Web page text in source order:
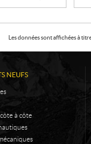
Les données sont affichées à
NEUFS
à côte